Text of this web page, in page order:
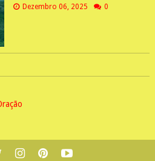
Dezembro 06, 2025 0